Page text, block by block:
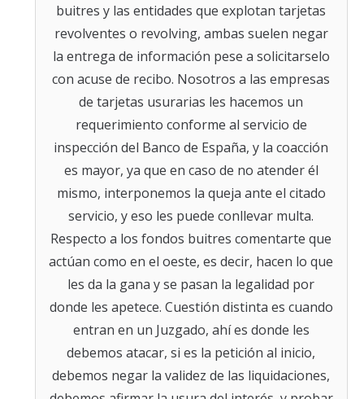
buitres y las entidades que explotan tarjetas
revolventes o revolving, ambas suelen negar
la entrega de información pese a solicitarselo
con acuse de recibo. Nosotros a las empresas
de tarjetas usurarias les hacemos un
requerimiento conforme al servicio de
inspección del Banco de España, y la coacción
es mayor, ya que en caso de no atender él
mismo, interponemos la queja ante el citado
servicio, y eso les puede conllevar multa.
Respecto a los fondos buitres comentarte que
actúan como en el oeste, es decir, hacen lo que
les da la gana y se pasan la legalidad por
donde les apetece. Cuestión distinta es cuando
entran en un Juzgado, ahí es donde les
debemos atacar, si es la petición al inicio,
debemos negar la validez de las liquidaciones,